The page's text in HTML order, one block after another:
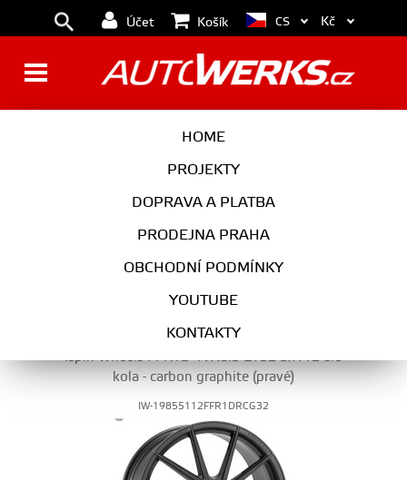
Účet Košík
HOME
PROJEKTY
DOPRAVA A PLATBA
PRODEJNA PRAHA
OBCHODNÍ PODMÍNKY
YOUTUBE
KONTAKTY
CS Kč
KOLA
Ispiri Wheels FFR1D 19X8.5 ET32 5x112 alu
kola - carbon graphite (pravé)
IW-19855112FFR1DRCG32